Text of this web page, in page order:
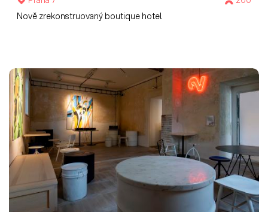
Nově zrekonstruovaný boutique hotel